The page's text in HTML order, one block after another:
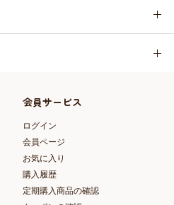
会員サービス
ログイン
会員ページ
お気に入り
購入履歴
定期購入商品の確認